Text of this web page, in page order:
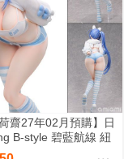
荷齋27年02月預購】日
B-style 碧藍航線 紐
宿舍計劃Ver 1/3